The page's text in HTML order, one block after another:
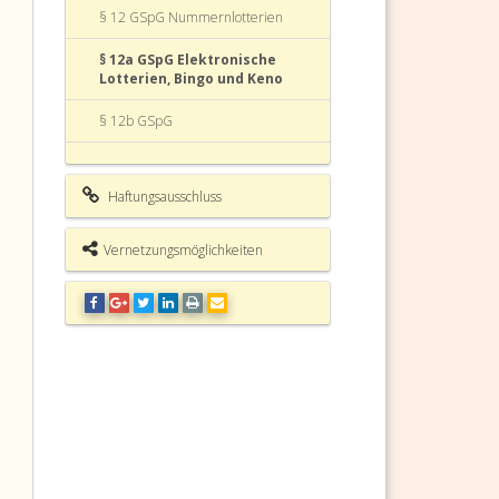
§ 12 GSpG Nummernlotterien
§ 12a GSpG Elektronische
Lotterien, Bingo und Keno
§ 12b GSpG
§ 13 GSpG Mehrstufige
§ 14 GSpG Konzession
§ 15 GSpG Beteiligungen des
Konzessionärs
§ 15a GSpG
Haftungsausschluss
Vernetzungsmöglichkeiten